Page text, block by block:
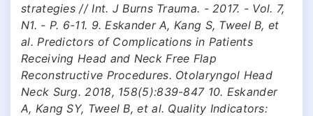
strategies // Int. J Burns Trauma. - 2017. - Vol. 7,
N1. - P. 6-11. 9. Eskander A, Kang S, Tweel B, et
al. Predictors of Complications in Patients
Receiving Head and Neck Free Flap
Reconstructive Procedures. Otolaryngol Head
Neck Surg. 2018, 158(5):839-847 10. Eskander
A, Kang SY, Tweel B, et al. Quality Indicators: